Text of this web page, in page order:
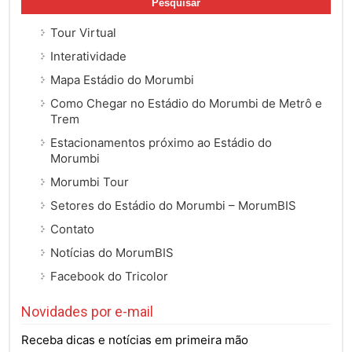
Tour Virtual
Interatividade
Mapa Estádio do Morumbi
Como Chegar no Estádio do Morumbi de Metrô e
Trem
Estacionamentos próximo ao Estádio do
Morumbi
Morumbi Tour
Setores do Estádio do Morumbi – MorumBIS
Contato
Notícias do MorumBIS
Facebook do Tricolor
Novidades por e-mail
Receba dicas e notícias em primeira mão